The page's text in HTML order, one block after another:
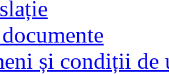
și condiții de